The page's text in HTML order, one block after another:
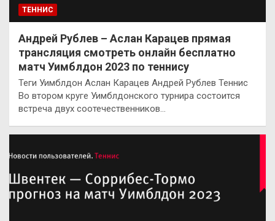
ТЕННИС
Андрей Рублев – Аслан Карацев прямая
трансляция смотреть онлайн бесплатно
матч Уимблдон 2023 по теннису
Теги Уимблдон Аслан Карацев Андрей Рублев Теннис
Во втором круге Уимблдонского турнира состоится
встреча двух соотечественников…